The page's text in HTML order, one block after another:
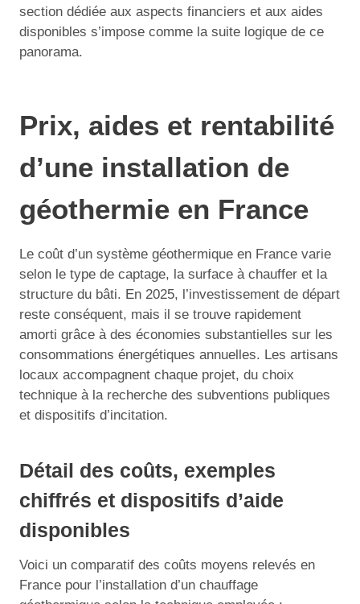
section dédiée aux aspects financiers et aux aides
disponibles s’impose comme la suite logique de ce
panorama.
Prix, aides et rentabilité
d’une installation de
géothermie en France
Le coût d’un système géothermique en France varie
selon le type de captage, la surface à chauffer et la
structure du bâti. En 2025, l’investissement de départ
reste conséquent, mais il se trouve rapidement
amorti grâce à des économies substantielles sur les
consommations énergétiques annuelles. Les artisans
locaux accompagnent chaque projet, du choix
technique à la recherche des subventions publiques
et dispositifs d’incitation.
Détail des coûts, exemples
chiffrés et dispositifs d’aide
disponibles
Voici un comparatif des coûts moyens relevés en
France pour l’installation d’un chauffage